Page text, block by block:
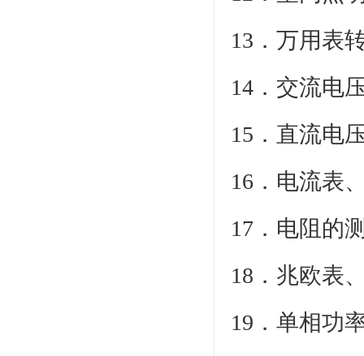
13．万用表
14．交流电
15．直流电
16．电流表
17．电阻的
18．兆欧表
19．单相功